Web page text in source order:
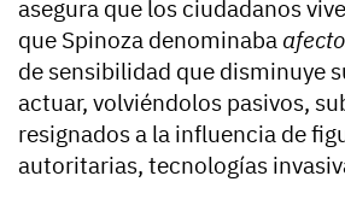
asegura que los ciudadanos
que Spinoza denominaba
de sensibilidad que disminuye
actuar, volviéndolos pasivos,
resignados a la influencia de
autoritarias, tecnologías